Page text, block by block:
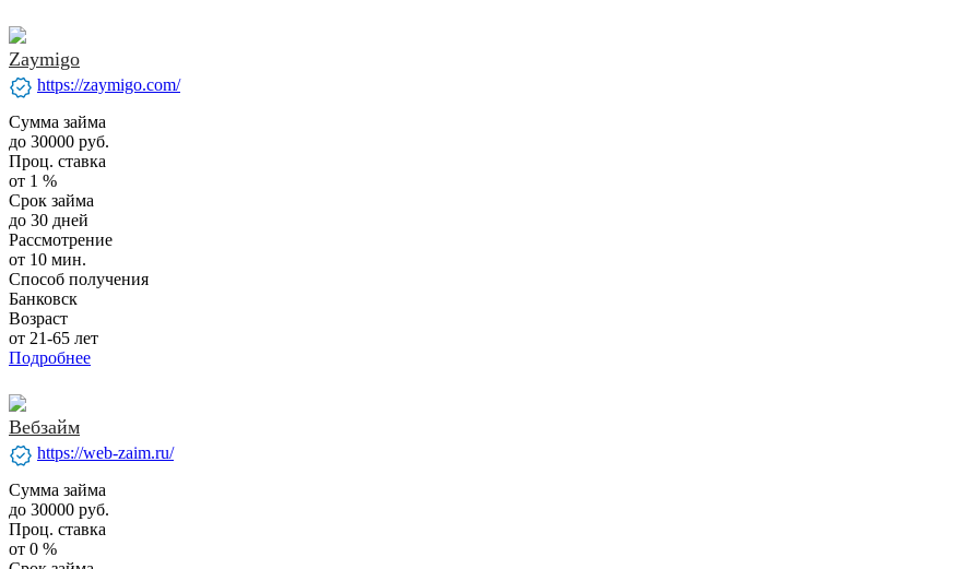
Zaymigo
verified https://zaymigo.com/
Сумма займа
до 30000 руб.
Проц. ставка
от 1 %
Срок займа
до 30 дней
Рассмотрение
от 10 мин.
Способ получения
Банковск
Возраст
от 21-65 лет
Подробнее
Вебзайм
verified https://web-zaim.ru/
Сумма займа
до 30000 руб.
Проц. ставка
от 0 %